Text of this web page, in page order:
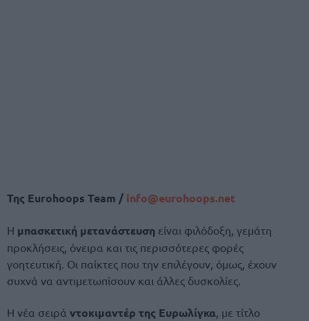
Της Eurohoops Team / info@eurohoops.net
Η μπασκετική μετανάστευση είναι φιλόδοξη, γεμάτη
προκλήσεις, όνειρα και τις περισσότερες φορές
γοητευτική. Οι παίκτες που την επιλέγουν, όμως, έχουν
συχνά να αντιμετωπίσουν και άλλες δυσκολίες.
Η νέα σειρά ντοκιμαντέρ της Ευρωλίγκα, με τίτλο